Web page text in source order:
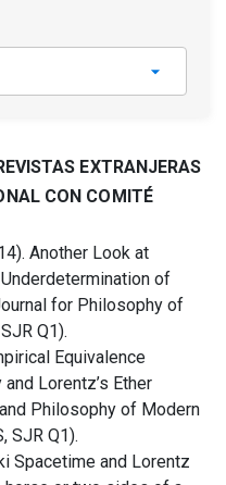
EXTRANJERAS
CON COMITÉ
Another Look at
of
for Philosophy of
Q1).
Equivalence
Lorentz’s Ether
Philosophy of Modern
SJR Q1).
Spacetime and Lorentz